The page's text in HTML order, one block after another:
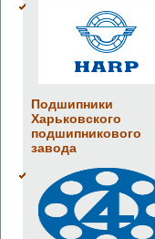
Подшипники
Харьковского
подшипникового
завода